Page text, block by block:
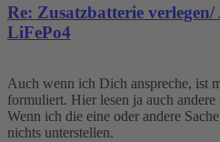
Re: Zusatzbatterie verlegen/
LiFePo4
Auch wenn ich Dich anspreche, ist
formuliert. Hier lesen ja auch andere
Wenn ich die eine oder andere
nichts unterstellen.